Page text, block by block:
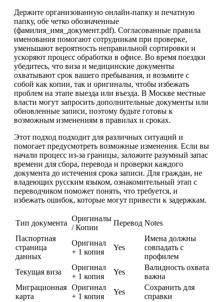
Держите организованную онлайн-папку и печатную
папку, обе четко обозначенные
(фамилия_имя_документ.pdf). Согласованные правила
именования помогают сотрудникам при проверке,
уменьшают вероятность неправильной сортировки и
ускоряют процесс обработки в офисе. Во время поездки
убедитесь, что виза и медицинские документы
охватывают срок вашего пребывания, и возьмите с
собой как копии, так и оригиналы, чтобы избежать
проблем на этапе выезда или въезда. В Москве местные
власти могут запросить дополнительные документы или
обновленные записи, поэтому будьте готовы к
возможным изменениям в правилах и сроках.
Этот подход подходит для различных ситуаций и
помогает предусмотреть возможные изменения. Если вы
начали процесс из-за границы, заложите разумный запас
времени для сбора, перевода и проверки каждого
документа до истечения срока записи. Для граждан, не
владеющих русским языком, ознакомительный этап с
переводчиком поможет понять, что требуется, и
избежать ошибок, которые могут привести к задержкам.
Тип документа
Оригиналы
/ Копии
Перевод Notes
Паспортная
страница
данных
Оригинал
+ 1 копия
Yes
Имена должны
совпадать с
профилем
Текущая виза
Оригинал
+ 1 копия
Yes
Валидность охвата
важна
Миграционная
карта
Оригинал
+ 1 копия
Yes
Сохранить для
справки